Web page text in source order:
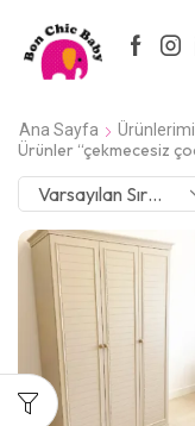
Ana Sayfa
Ürünler “çekmecesiz